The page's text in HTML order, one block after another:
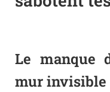
Le manque
mur invisible